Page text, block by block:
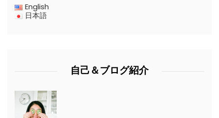
English
日本語
自己＆ブログ紹介